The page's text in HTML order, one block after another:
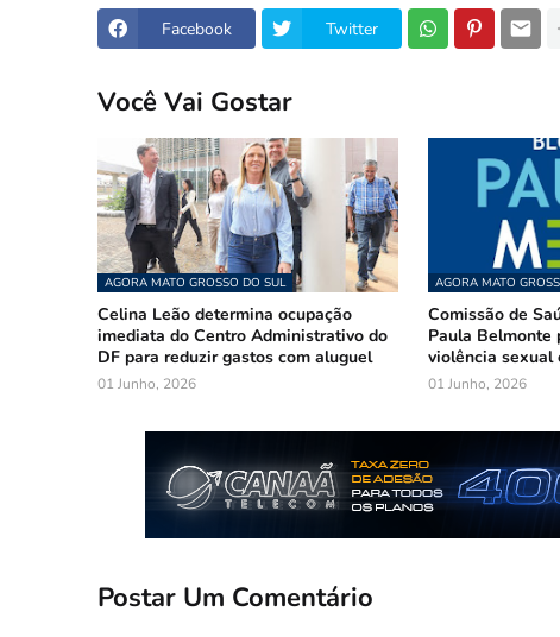
Facebook Twitter
Você Vai Gostar
AGORA MATO GROSSO DO SUL
Celina Leão determina ocupação
imediata do Centro Administrativo do
DF para reduzir gastos com aluguel
01 Junho, 2026
AGORA MATO
Comissão de
Paula Belmonte
violência sexual
01 Junho, 2026
Postar Um Comentário